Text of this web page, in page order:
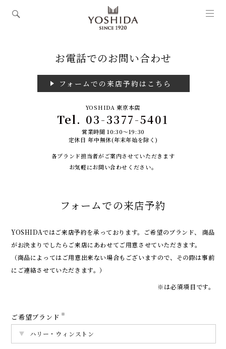
お電話でのお問い合わせ
フォームでの来店予約はこちら
YOSHIDA 東京本店
Tel. 03-3377-5401
営業時間 10:30～19:30
定休日 年中無休(年末年始を除く)
各ブランド担当者がご案内させていただきます
お気軽にお問い合わせください。
フォームでの来店予約
YOSHIDAではご来店予約を承っております。
ご希望のブランド、 商品
がお決まりでしたらご来店にあわせてご用意させていただきます。
（商品によってはご用意出来ない場合もございますので、その際は事前
にご連絡させていただきます。）
※は必須項目です。
ご希望ブランド ※